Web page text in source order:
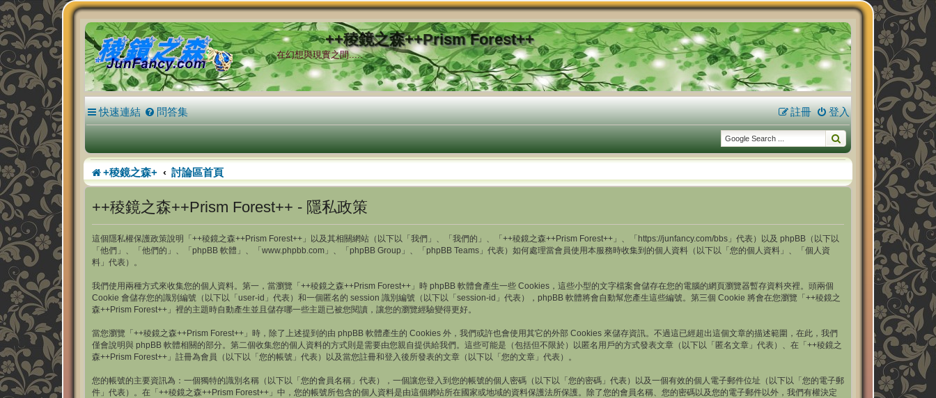
++稜鏡之森++Prism Forest++
在幻想與現實之間.....
快速連結 問答集 登入
註冊
+稜鏡之森+ 討論區首頁
++稜鏡之森++Prism Forest++ - 隱私政策
這個隱私權保護政策說明「++稜鏡之森++Prism Forest++」以及其相關網站（以下以「我們」、「我們的」、「++稜鏡之森++Prism Forest++」、「https://junfancy.com/bbs」代表）以及 phpBB（以下以
「他們」、「他們的」、「phpBB 軟體」、「www.phpbb.com」、「phpBB Group」、「phpBB Teams」代表）如何處理當會員使用本服務時收集到的個人資料（以下以「您的個人資料」、「個人資
料」代表）。
我們使用兩種方式來收集您的個人資料。第一，當瀏覽「++稜鏡之森++Prism Forest++」時 phpBB 軟體會產生一些 Cookies，這些小型的文字檔案會儲存在您的電腦的網頁瀏覽器暫存資料夾裡。頭兩個
Cookie 會儲存您的識別編號（以下以「user-id」代表）和一個匿名的 session 識別編號（以下以「session-id」代表），phpBB 軟體將會自動幫您產生這些編號。第三個 Cookie 將會在您瀏覽「++稜鏡之
森++Prism Forest++」裡的主題時自動產生並且儲存哪一些主題已被您閱讀，讓您的瀏覽經驗變得更好。
當您瀏覽「++稜鏡之森++Prism Forest++」時，除了上述提到的由 phpBB 軟體產生的 Cookies 外，我們或許也會使用其它的外部 Cookies 來儲存資訊。不過這已經超出這個文章的描述範圍，在此，我們
僅會說明與 phpBB 軟體相關的部分。第二個收集您的個人資料的方式則是需要由您親自提供給我們。這些可能是（包括但不限於）以匿名用戶的方式發表文章（以下以「匿名文章」代表）、在「++稜鏡之
森++Prism Forest++」註冊為會員（以下以「您的帳號」代表）以及當您註冊和登入後所發表的文章（以下以「您的文章」代表）。
您的帳號的主要資訊為：一個獨特的識別名稱（以下以「您的會員名稱」代表），一個讓您登入到您的帳號的個人密碼（以下以「您的密碼」代表）以及一個有效的個人電子郵件位址（以下以「您的電子郵
件」代表）。在「++稜鏡之森++Prism Forest++」中，您的帳號所包含的個人資料是由這個網站所在國家或地域的資料保護法所保護。除了您的會員名稱、您的密碼以及您的電子郵件以外，我們有權決定